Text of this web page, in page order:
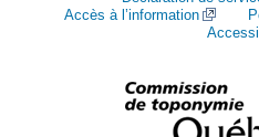
Accès à l’information